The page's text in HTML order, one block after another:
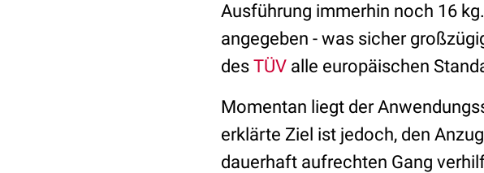
Ausführung immerhin noch 16
angegeben - was sicher
des TÜV alle europäischen
Momentan liegt der
erklärte Ziel ist jedoch, den
dauerhaft aufrechten Gang